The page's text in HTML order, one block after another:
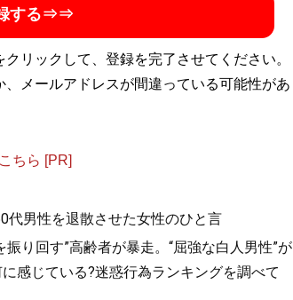
する⇒⇒
リックして、登録を完了させてください。
メールアドレスが間違っている可能性があ
ちら [PR]
男性を退散させた女性のひと言
り回す”高齢者が暴走。“屈強な白人男性”が
感じている?迷惑行為ランキングを調べて